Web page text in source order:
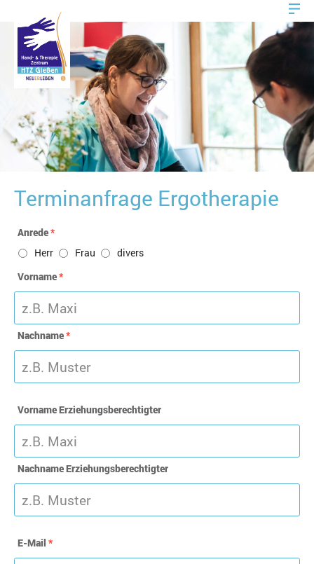
Terminanfrage Ergotherapie
Anrede*
Herr
Frau
divers
Vorname*
Nachname*
Vorname Erziehungsberechtigter
Nachname Erziehungsberechtigter
E-Mail *